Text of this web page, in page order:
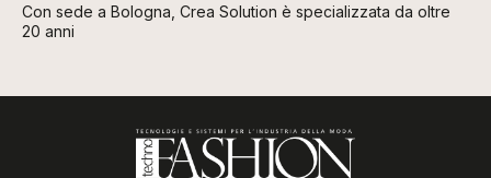
Con sede a Bologna, Crea Solution è specializzata da oltre
20 anni